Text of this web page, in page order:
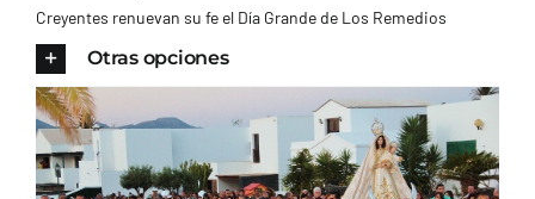
AYUNTAMIENTO
TURISMO
Creyentes renuevan su fe el Día Grande de Los Remedios
Otras opciones